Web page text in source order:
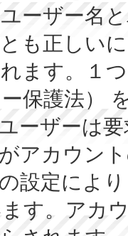
ーザー名
も正しい
ます。１
保護法）
ーザーは
アカウン
設定によ
す。アカ